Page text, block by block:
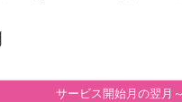
サービス開始月の翌月